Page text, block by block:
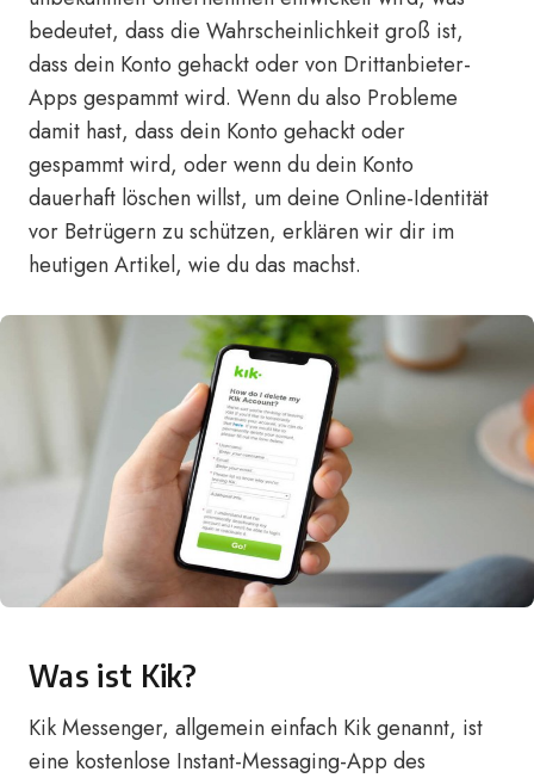
bedeutet, dass die Wahrscheinlichkeit groß ist,
dass dein Konto gehackt oder von Drittanbieter-
Apps gespammt wird. Wenn du also Probleme
damit hast, dass dein Konto gehackt oder
gespammt wird, oder wenn du dein Konto
dauerhaft löschen willst, um deine Online-Identität
vor Betrügern zu schützen, erklären wir dir im
heutigen Artikel, wie du das machst.
Was ist Kik?
Kik Messenger, allgemein einfach Kik genannt, ist
eine kostenlose Instant-Messaging-App des